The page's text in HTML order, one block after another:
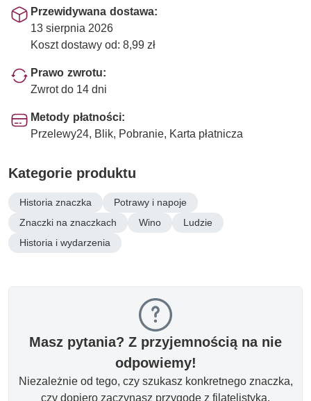
Przewidywana dostawa:
13 sierpnia 2026
Koszt dostawy od: 8,99 zł
Prawo zwrotu:
Zwrot do 14 dni
Metody płatności:
Przelewy24, Blik, Pobranie, Karta płatnicza
Kategorie produktu
Historia znaczka
Potrawy i napoje
Znaczki na znaczkach
Wino
Ludzie
Historia i wydarzenia
Masz pytania? Z przyjemnością na nie
odpowiemy!
Niezależnie od tego, czy szukasz konkretnego znaczka,
czy dopiero zaczynasz przygodę z filatelistyką.